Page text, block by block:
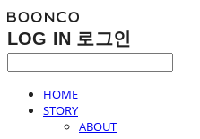
LOG IN 로그인
HOME
STORY
ABOUT